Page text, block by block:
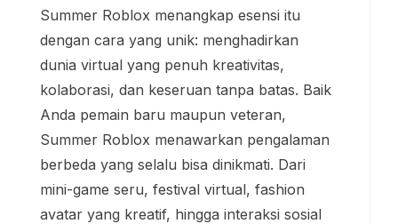
Summer Roblox menangkap esensi itu
dengan cara yang unik: menghadirkan
dunia virtual yang penuh kreativitas,
kolaborasi, dan keseruan tanpa batas. Baik
Anda pemain baru maupun veteran,
Summer Roblox menawarkan pengalaman
berbeda yang selalu bisa dinikmati. Dari
mini-game seru, festival virtual, fashion
avatar yang kreatif, hingga interaksi sosial